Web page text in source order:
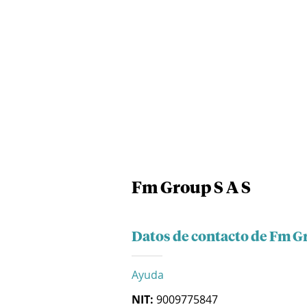
Fm Group S A S
Datos de contacto de Fm
Ayuda
NIT: 9009775847